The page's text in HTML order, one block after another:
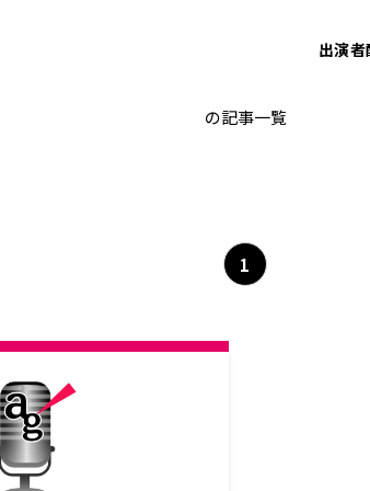
出演者
A&Gアカデミー
の記事一覧
1